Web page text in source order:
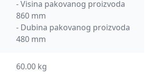
- Visina pakovanog proizvoda
860 mm
- Dubina pakovanog proizvoda
480 mm
60.00 kg